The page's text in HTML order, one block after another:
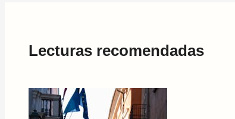
Lecturas recomendadas